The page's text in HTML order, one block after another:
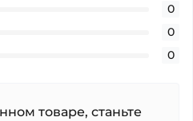
0
0
0
товаре, станьте